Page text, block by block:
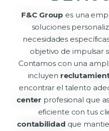
F&C Group es una
soluciones
necesidades
objetivo de impulsar
Contamos con una
incluyen
encontrar el talento
center profesional que
eficiente con tus
contabilidad que